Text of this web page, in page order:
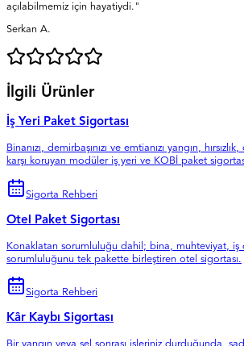
açılabilmemiz için hayatiydi."
Serkan A.
İlgili Ürünler
İş Yeri Paket Sigortası
Binanızı, demirbaşınızı ve emtianızı yangın,
karşı koruyan modüler iş yeri ve KOBİ paket
Sigorta Rehberi
Otel Paket Sigortası
Konaklatan sorumluluğu dahil; bina, muhteviyat, iş
sorumluluğunu tek pakette birleştiren otel sigortası.
Sigorta Rehberi
Kâr Kaybı Sigortası